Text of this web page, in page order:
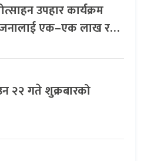
उपहार कार्यक्रम
एक–एक लाख र…
२२ गते शुक्रबारको